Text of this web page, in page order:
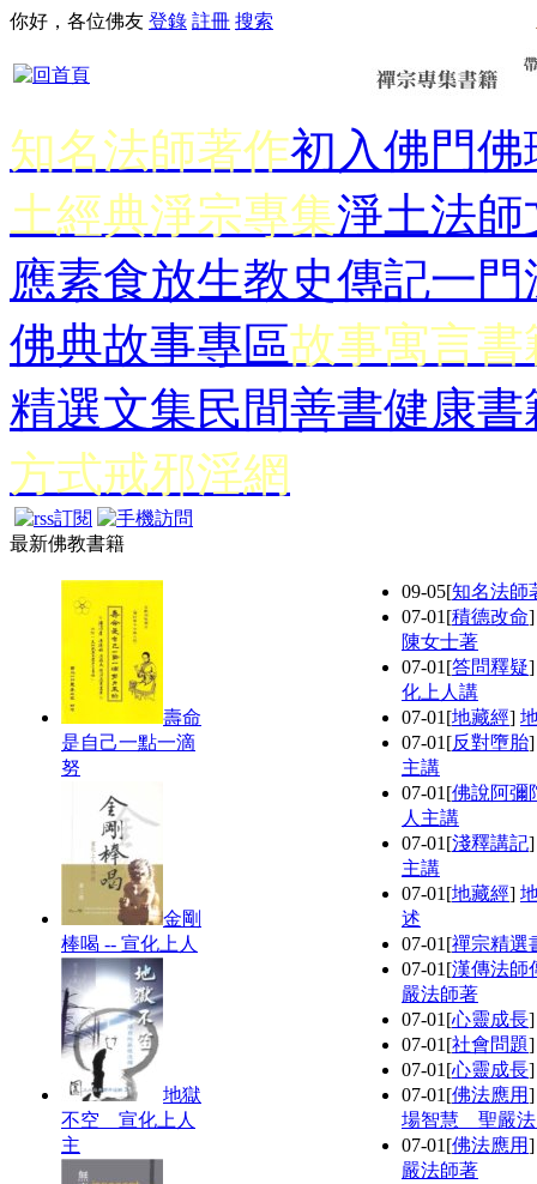
你好，各位佛友 登錄 註冊 搜索
知名法師著作初入佛門佛
土經典淨宗專集淨土法師
應素食放生教史傳記一門
佛典故事專區故事寓言書
精選文集民間善書健康書
方式戒邪淫網
最新佛教書籍
壽命
是自己一點一滴
努
金剛
棒喝 -- 宣化上人
地獄
不空 宣化上人
主
09-05[知名法師
07-01 [積德改命
陳女士著
07-01 [答問釋疑
化上人講
07-01 [地藏經]
07-01 [反對墮胎
主講
07-01 [佛說阿彌
人主講
07-01 [淺釋講記
主講
07-01 [地藏經]
述
07-01 [禪宗精選
07-01 [漢傳法師
嚴法師著
07-01 [心靈成長
07-01 [社會問題
07-01 [心靈成長
07-01 [佛法應用
場智慧 聖嚴
07-01 [佛法應用
嚴法師著